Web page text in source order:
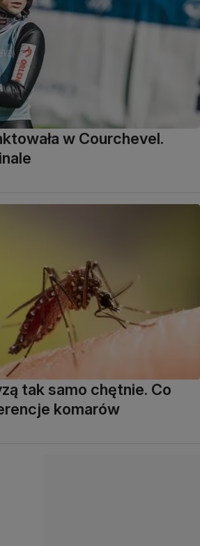
w Courchevel.
tak samo chętnie. Co
komarów